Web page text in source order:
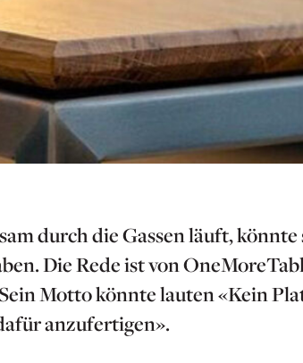
durch die Gassen läuft,
Die Rede ist von
Motto könntelauten «Kein
anzufertigen».